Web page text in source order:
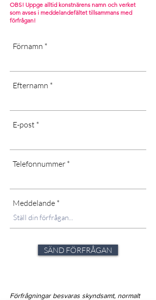
your request]
cold or wet areas, as well as direct
sunlight may affect the quality of the
art]
OBS! Uppge alltid konstnärens namn och verket
som avses i meddelandefältet tillsammans med
förfrågan!
Förnamn
Efternamn
E-post
Telefonnummer
Meddelande
SÄND FÖRFRÅGAN
Förfrågningar besvaras skyndsamt, normalt